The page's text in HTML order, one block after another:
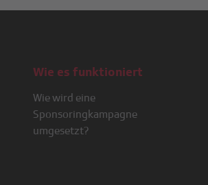
Wie es funktioniert
Wie wird eine
Sponsoringkampagne
umgesetzt?